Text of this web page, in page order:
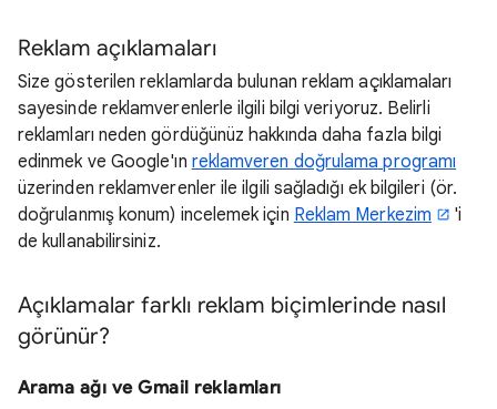
Reklam açıklamaları
Size gösterilen reklamlarda bulunan reklam açıklamaları
sayesinde reklamverenlerle ilgili bilgi veriyoruz. Belirli
reklamları neden gördüğünüz hakkında daha fazla bilgi
edinmek ve Google'ın reklamveren doğrulama programı
üzerinden reklamverenler ile ilgili sağladığı ek bilgileri (ör.
doğrulanmış konum) incelemek için Reklam Merkezim
'i
de kullanabilirsiniz.
Açıklamalar farklı reklam biçimlerinde nasıl
görünür?
Arama ağı ve Gmail reklamları